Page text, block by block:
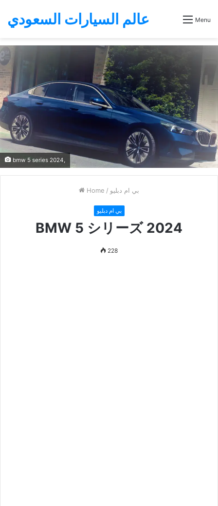
عالم السيارات السعودي Menu
bmw 5 series 2024,
Home / بي ام دبليو
بي ام دبليو
BMW 5 シリーズ 2024
228